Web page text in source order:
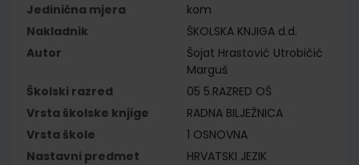
Jedinična mjera
kom
Nakladnik
ŠKOLSKA KNJIGA d.d.
Autor
Šojat Hrastović Utrobičić
Marguš
Školski razred
05 5.RAZRED OŠ
Vrsta školske knjige
RADNA BILJEŽNICA
Vrsta škole
1 OSNOVNA
Nastavni predmet
HRVATSKI JEZIK